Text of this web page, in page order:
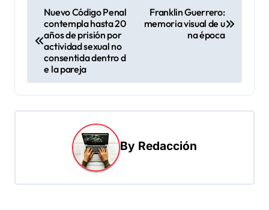
g
a
n
Nuevo Código Penal
contempla hasta 20
años de prisión por
actividad sexual no
consentida dentro d
e la pareja
Franklin Guerrero:
memoria visual de u
na época
By Redacción